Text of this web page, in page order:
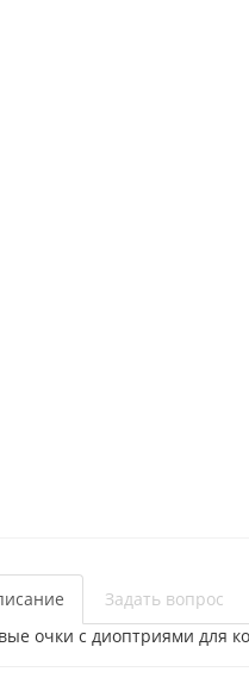
Задать вопрос
очки с диоптриями для